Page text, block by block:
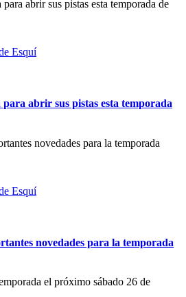
Esquí
abrir sus pistas esta temporada
Esquí
novedades para la temporada